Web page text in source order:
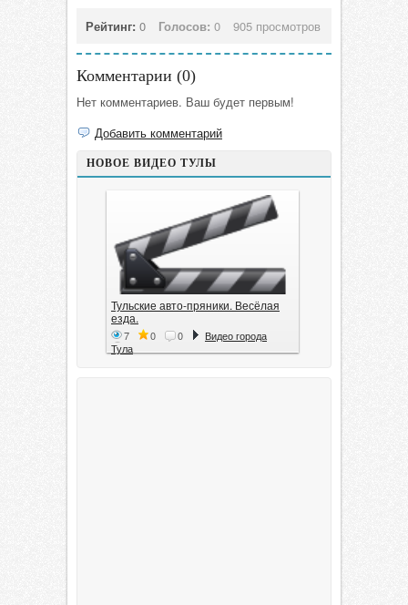
Рейтинг: 0 Голосов: 0 905 просмотров
Комментарии (0)
Нет комментариев. Ваш будет первым!
Добавить комментарий
НОВОЕ ВИДЕО ТУЛЫ
Тульские авто-пряники. Весёлая
езда.
7 0 0
Видео города
Тула